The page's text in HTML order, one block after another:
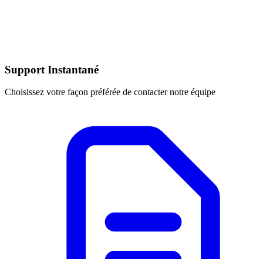
Support Instantané
Choisissez votre façon préférée de contacter notre équipe